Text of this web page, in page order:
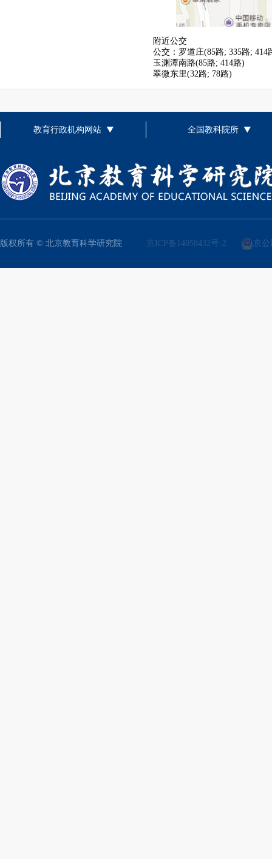
附近公交
公交：罗道庄(85路; 335路; 414
玉渊潭南路(85路; 414路)
翠微东里(32路; 78路)
教育行政机构网站 全国教科院所
版权所有 © 北京教育科学研究院 京ICP备14058432号-2 京公